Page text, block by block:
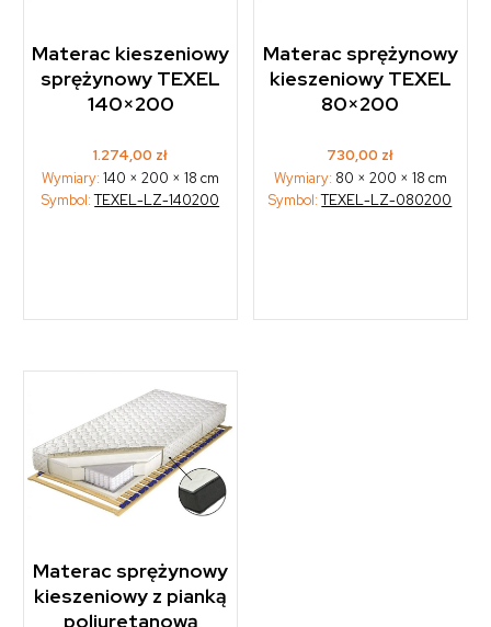
Materac kieszeniowy
sprężynowy TEXEL
140×200
1.274,00 zł
Wymiary:140 × 200 × 18 cm
Symbol:TEXEL-LZ-140200
Materac sprężynowy
kieszeniowy TEXEL
80×200
730,00 zł
Wymiary: 80 × 200 × 18 cm
Symbol:TEXEL-LZ-080200
Materac sprężynowy
kieszeniowy z pianką
poliuretanową